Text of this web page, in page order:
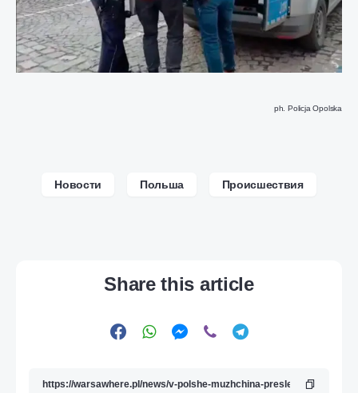
ph. Policja Opolska
Новости Польша Происшествия
Share this article